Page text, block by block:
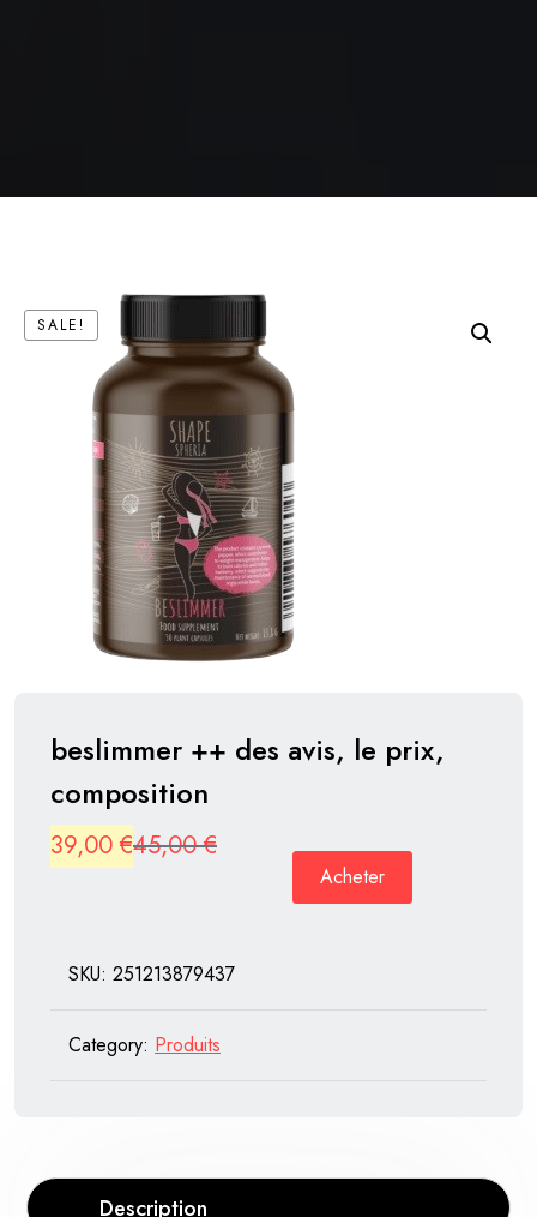
SALE!
beslimmer ++ des avis, le prix,
composition
45,00€Original
45,00 €.
39,00 €
Current
39,00 €.
Acheter
SKU: 251213879437
Category: Produits
Description